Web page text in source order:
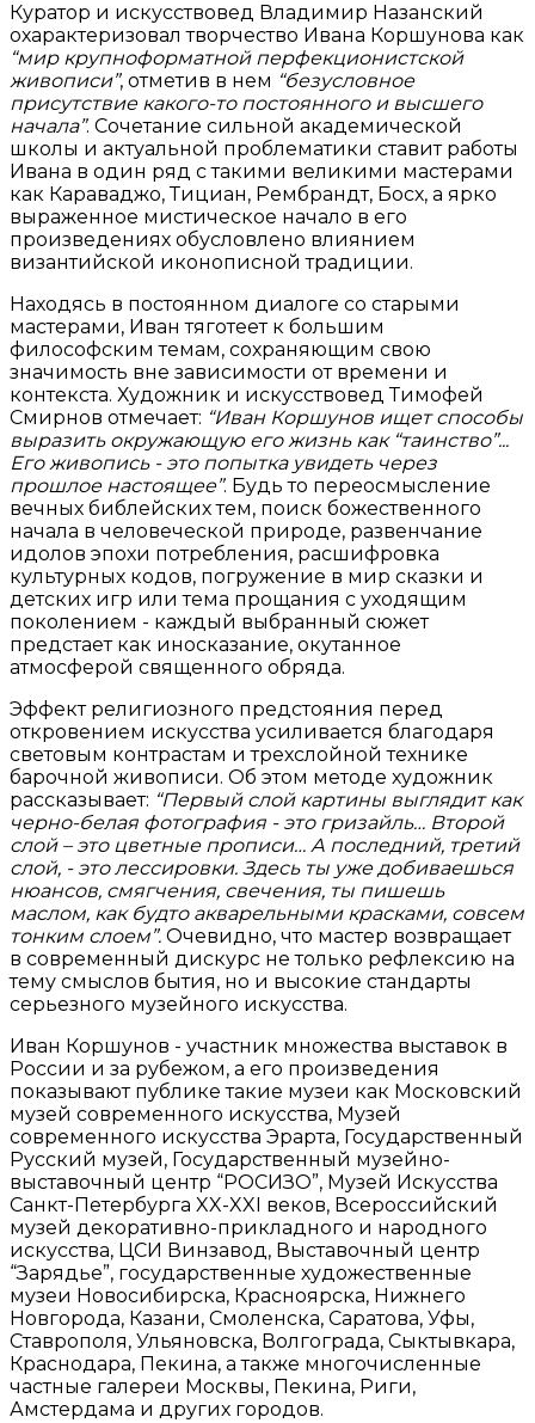
Куратор и искусствовед Владимир Назанский
охарактеризовал творчество Ивана Коршунова как
“мир крупноформатной перфекционистской
живописи”, отметив в нем “безусловное
присутствие какого-то постоянного и высшего
начала”. Сочетание сильной академической
школы и актуальной проблематики ставит работы
Ивана в один ряд с такими великими мастерами
как Караваджо, Тициан, Рембрандт, Босх, а ярко
выраженное мистическое начало в его
произведениях обусловлено влиянием
византийской иконописной традиции.
Находясь в постоянном диалоге со старыми
мастерами, Иван тяготеет к большим
философским темам, сохраняющим свою
значимость вне зависимости от времени и
контекста. Художник и искусствовед Тимофей
Смирнов отмечает: “Иван Коршунов ищет способы
выразить окружающую его жизнь как “таинство”...
Его живопись - это попытка увидеть через
прошлое настоящее”. Будь то переосмысление
вечных библейских тем, поиск божественного
начала в человеческой природе, развенчание
идолов эпохи потребления, расшифровка
культурных кодов, погружение в мир сказки и
детских игр или тема прощания с уходящим
поколением - каждый выбранный сюжет
предстает как иносказание, окутанное
атмосферой священного обряда.
Эффект религиозного предстояния перед
откровением искусства усиливается благодаря
световым контрастам и трехслойной технике
барочной живописи. Об этом методе художник
рассказывает: “Первый слой картины выглядит как
черно-белая фотография - это гризайль… Второй
слой – это цветные прописи… А последний, третий
слой, - это лессировки. Здесь ты уже добиваешься
нюансов, смягчения, свечения, ты пишешь
маслом, как будто акварельными красками, совсем
тонким слоем”. Очевидно, что мастер возвращает
в современный дискурс не только рефлексию на
тему смыслов бытия, но и высокие стандарты
серьезного музейного искусства.
Иван Коршунов - участник множества выставок в
России и за рубежом, а его произведения
показывают публике такие музеи как Московский
музей современного искусства, Музей
современного искусства Эрарта, Государственный
Русский музей, Государственный музейно-
выставочный центр “РОСИЗО”, Музей Искусства
Санкт-Петербурга XX-XXI веков, Всероссийский
музей декоративно-прикладного и народного
искусства, ЦСИ Винзавод, Выставочный центр
“Зарядье”, государственные художественные
музеи Новосибирска, Красноярска, Нижнего
Новгорода, Казани, Смоленска, Саратова, Уфы,
Ставрополя, Ульяновска, Волгограда, Сыктывкара,
Краснодара, Пекина, а также многочисленные
частные галереи Москвы, Пекина, Риги,
Амстердама и других городов.